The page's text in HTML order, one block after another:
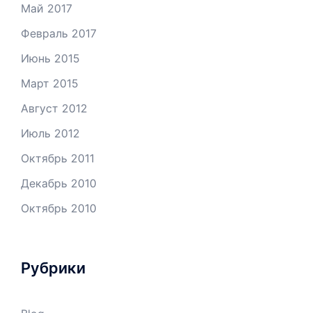
Май 2017
Февраль 2017
Июнь 2015
Март 2015
Август 2012
Июль 2012
Октябрь 2011
Декабрь 2010
Октябрь 2010
Рубрики